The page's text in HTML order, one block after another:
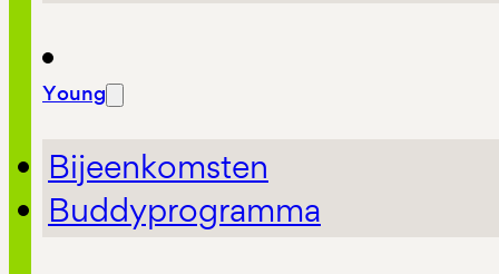
Young
Bijeenkomsten
Buddyprogramma